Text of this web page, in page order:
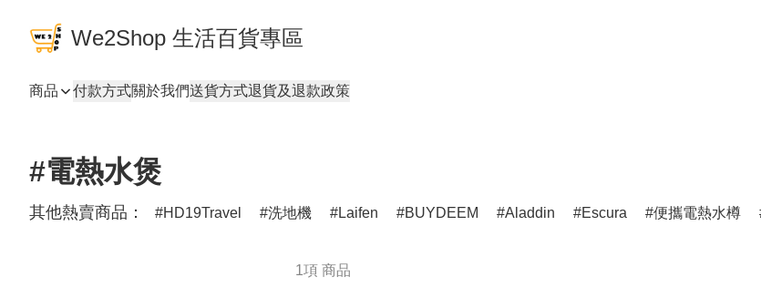
We2Shop 生活百貨專區
商品 付款方式關於我們送貨方式退貨及退款政策
#電熱水煲
其他熱賣商品： HD19Travel 洗地機 Laifen BUYDEEM Aladdin Escura 便攜電熱水樽
1項 商品